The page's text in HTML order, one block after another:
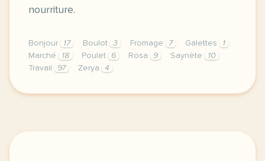
nourriture.
Bonjour 17 Boulot 3 Fromage 7 Galettes
1
Marché
18 Poulet 6 Rosa 9 Saynète
10
Travail
97 Zerya 4
exercice a1 des nouvelles du 12 bis saynete 10